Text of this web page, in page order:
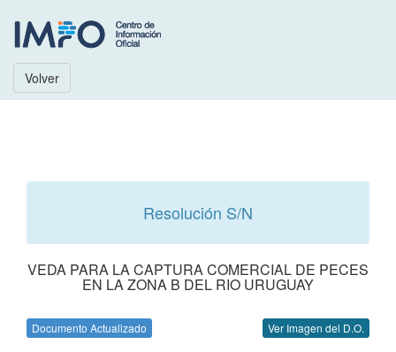
Volver
Resolución S/N
VEDA PARA LA CAPTURA COMERCIAL DE PECES
EN LA ZONA B DEL RIO URUGUAY
Documento Actualizado Ver Imagen del D.O.